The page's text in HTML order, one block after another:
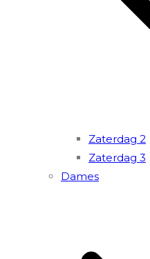
Zaterdag 2
Zaterdag 3
Dames